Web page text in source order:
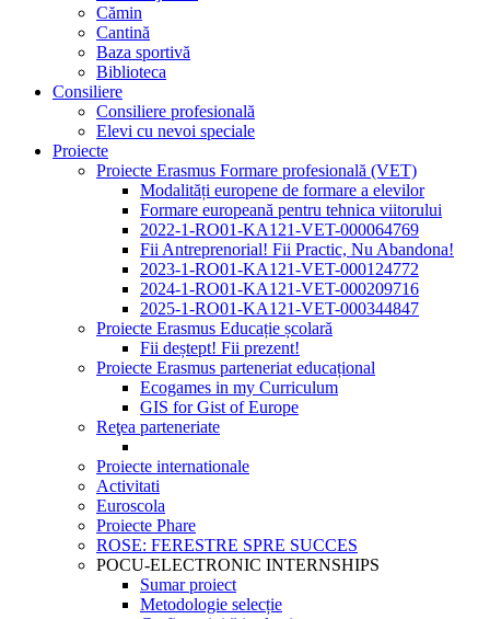
Cămin
Cantină
Baza sportivă
Biblioteca
Consiliere
Consiliere profesională
Elevi cu nevoi speciale
Proiecte
Proiecte Erasmus Formare profesională (VET)
Modalități europene de formare a elevilor
Formare europeană pentru tehnica viitorului
2022-1-RO01-KA121-VET-000064769
Fii Antreprenorial! Fii Practic, Nu Abandona!
2023-1-RO01-KA121-VET-000124772
2024-1-RO01-KA121-VET-000209716
2025-1-RO01-KA121-VET-000344847
Proiecte Erasmus Educație școlară
Fii deștept! Fii prezent!
Proiecte Erasmus parteneriat educațional
Ecogames in my Curriculum
GIS for Gist of Europe
Reţea parteneriate
Proiecte internationale
Activitati
Euroscola
Proiecte Phare
ROSE: FERESTRE SPRE SUCCES
POCU-ELECTRONIC INTERNSHIPS
Sumar proiect
Metodologie selecție